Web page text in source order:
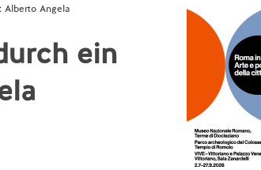
Alberto Angela
ein